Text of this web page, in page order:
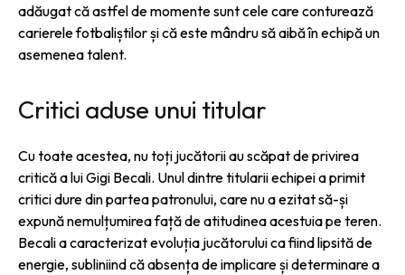
adăugat că astfel de momente sunt cele care conturează
carierele fotbaliștilor și că este mândru să aibă în echipă un
asemenea talent.
Critici aduse unui titular
Cu toate acestea, nu toți jucătorii au scăpat de privirea
critică a lui Gigi Becali. Unul dintre titularii echipei a primit
critici dure din partea patronului, care nu a ezitat să-și
expună nemulțumirea față de atitudinea acestuia pe teren.
Becali a caracterizat evoluția jucătorului ca fiind lipsită de
energie, subliniind că absența de implicare și determinare a